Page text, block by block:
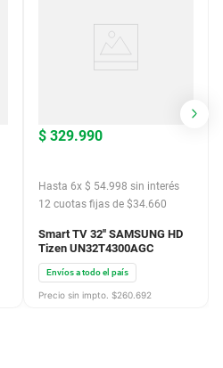
$ 329.990
Hasta 6x $ 54.998 sin interés
12 cuotas fijas de $34.660
Smart TV 32'' SAMSUNG HD
Tizen UN32T4300AGC
Envíos a todo el país
Precio sin impto. $260.692